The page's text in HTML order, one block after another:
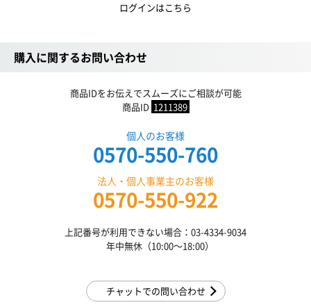
ログインはこちら
購入に関するお問い合わせ
商品IDをお伝えでスムーズにご相談が可能
商品ID 1211389
個人のお客様
0570-550-760
法人・個人事業主のお客様
0570-550-922
上記番号が利用できない場合：03-4334-9034
年中無休（10:00〜18:00）
チャットでの問い合わせ